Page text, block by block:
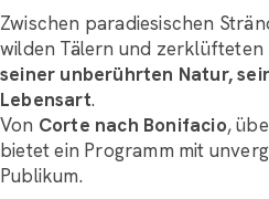
Zwischen paradiesischen
wilden Tälern und zerklüfteten
seiner unberührten Natur,
Lebensart.
Von Corte nach Bonifacio,
bietet ein Programm mit
Publikum.